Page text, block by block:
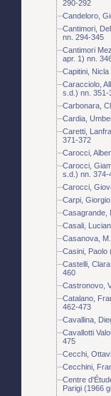
290-292
Candeloro,
Cantimori,
nn. 294-345
Cantimori
apr. 1) nn.
Capitini,
Caracciolo,
s.d.) nn. 351-
Carbonara,
Cardia,
Caretti,
371-372
Carocci,
Carocci,
s.d.) nn. 374-
Carocci,
Carpi,
Casagrande,
Casali,
Casanova,
Casini, Paolo
Castelli,
460
Castronovo,
Catalano,
462-473
Cavallina,
Cavallotti
475
Cecchi,
Cecchini,
Centre
Parigi (1966